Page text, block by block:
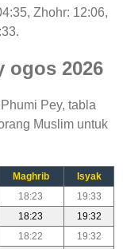
Zhohr: 12:06,
ogos 2026
Pey, tabla
Muslim untuk
Maghrib
Isyak
18:23
19:33
18:23
19:32
18:22
19:32